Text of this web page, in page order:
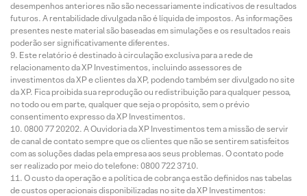
desempenhos anteriores não são necessariamente indicativos de resultados
futuros. A rentabilidade divulgada não é líquida de impostos. As informações
presentes neste material são baseadas em simulações e os resultados reais
poderão ser significativamente diferentes.
Este relatório é destinado à circulação exclusiva para a rede de
relacionamento da XP Investimentos, incluindo assessores de
investimentos da XP e clientes da XP, podendo também ser divulgado no site
da XP. Fica proibida sua reprodução ou redistribuição para qualquer pessoa,
no todo ou em parte, qualquer que seja o propósito, sem o prévio
consentimento expresso da XP Investimentos.
0800 77 20202. A Ouvidoria da XP Investimentos tem a missão de servir
de canal de contato sempre que os clientes que não se sentirem satisfeitos
com as soluções dadas pela empresa aos seus problemas. O contato pode
ser realizado por meio do telefone: 0800 722 3710.
O custo da operação e a política de cobrança estão definidos nas tabelas
de custos operacionais disponibilizadas no site da XP Investimentos: